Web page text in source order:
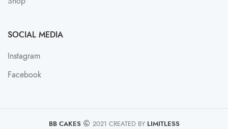
SOCIAL MEDIA
Instagram
Facebook
BB CAKES 2021 CREATED BY LIMITLESS